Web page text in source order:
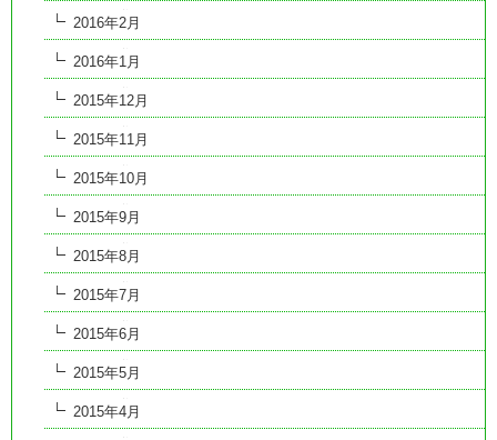
2016年2月
2016年1月
2015年12月
2015年11月
2015年10月
2015年9月
2015年8月
2015年7月
2015年6月
2015年5月
2015年4月